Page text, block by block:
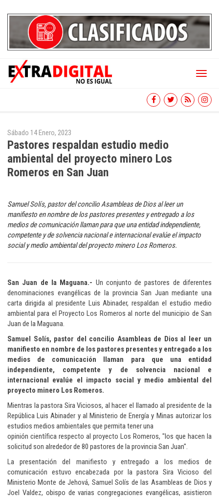
Toggle
Sábado 14 Enero, 2023
Pastores respaldan estudio medio
ambiental del proyecto minero Los
Romeros en San Juan
Samuel Solís, pastor del concilio Asambleas de Dios al leer un
manifiesto en nombre de los pastores presentes y entregado a los
medios de comunicación llaman para que una entidad independiente,
competente y de solvencia nacional e internacional evalúe el impacto
social y medio ambiental del proyecto minero Los Romeros.
San Juan de la Maguana.- Un conjunto de pastores de diferentes
denominaciones evangélicas de la provincia San Juan mediante una
carta dirigida al presidente Luis Abinader, respaldan el estudio medio
ambiental para el Proyecto Los Romeros al norte del municipio de San
Juan de la Maguana.
Samuel Solís, pastor del concilio Asambleas de Dios al leer un
manifiesto en nombre de los pastores presentes y entregado a los
medios de comunicación llaman para que una entidad
independiente, competente y de solvencia nacional e
internacional evalúe el impacto social y medio ambiental del
proyecto minero Los Romeros.
Mientras la pastora Sira Viciosos, al hacer el llamado al presidente de la
República Luis Abinader y al Ministerio de Energía y Minas autorizar los
estudios medios ambientales que permita tener una
opinión científica respecto al proyecto Los Romeros, "los que hacen la
solicitud son alrededor de 80 pastores de la provincia San Juan".
La presentación del manifiesto y entregado a los medios de
comunicación estuvo encabezada por la pastora Sira Vicioso del
Ministerio Monte de Jehová, Samuel Solís de las Asambleas de Dios y
Joel Valdez, obispo de varias congregaciones evangélicas, asistieron